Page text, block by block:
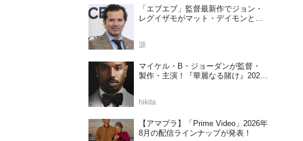
「エブエブ」監督最新作でジョン・
レグイザモがマット・デイモンと再
源
マイケル・B・ジョーダンが監督・
製作・主演！『華麗なる賭け』2027
hikita
【アマプラ】「Prime Video」2026年
8月の配信ラインナップが発表！